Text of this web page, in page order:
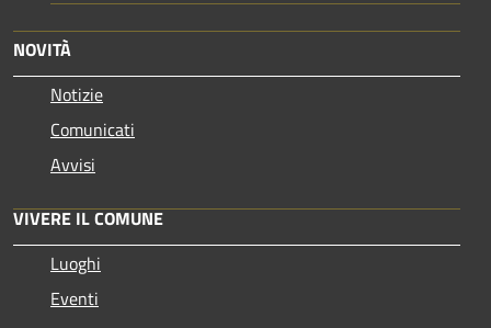
NOVITÀ
Notizie
Comunicati
Avvisi
VIVERE IL COMUNE
Luoghi
Eventi